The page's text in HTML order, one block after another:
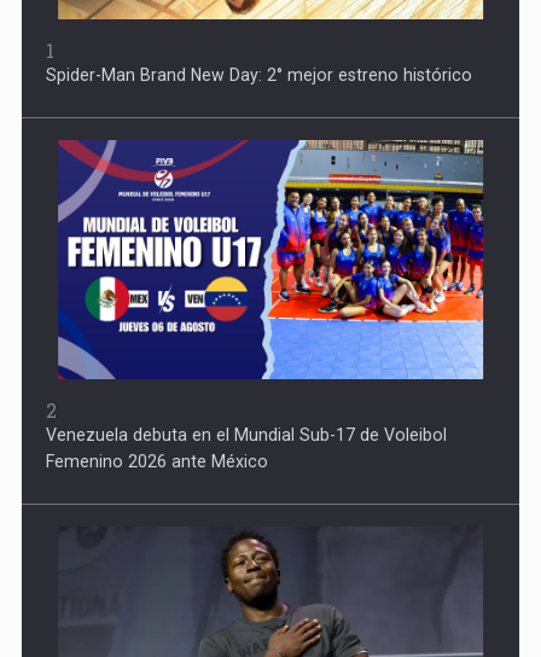
1
Spider-Man Brand New Day: 2° mejor estreno histórico
2
Venezuela debuta en el Mundial Sub-17 de Voleibol
Femenino 2026 ante México